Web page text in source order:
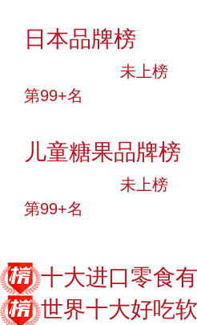
日本品牌榜
未上榜
第99+名
儿童糖果品牌榜
未上榜
第99+名
十大进口零食
世界十大好吃